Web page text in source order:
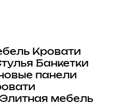
Кровати
Банкетки
панели
Элитная мебель